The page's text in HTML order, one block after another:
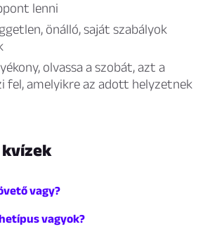
lenni
önálló, saját szabályok
olvassa a szobát, azt a
fel, amelyikre az adott helyzetnek
kvízek
vagy?
vagyok?